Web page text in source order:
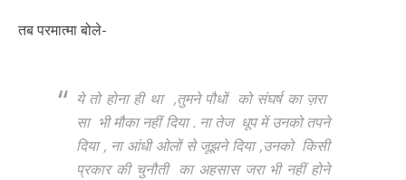
तब परमात्मा बोले-
ये तो होना ही था ,तुमने पौधों को संघर्ष का ज़रा
सा भी मौका नहीं दिया . ना तेज धूप में उनको तपने
दिया , ना आंधी ओलों से जूझने दिया ,उनको किसी
प्रकार की चुनौती का अहसास जरा भी नहीं होने